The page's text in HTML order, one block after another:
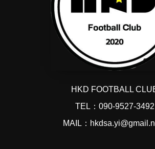
HKD FOOTBALL
TEL：090-9527-3492
MAIL：